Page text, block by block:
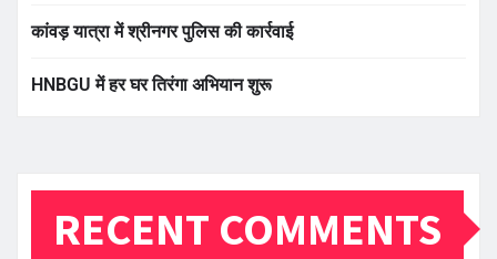
कांवड़ यात्रा में श्रीनगर पुलिस की कार्रवाई
HNBGU में हर घर तिरंगा अभियान शुरू
RECENT COMMENTS